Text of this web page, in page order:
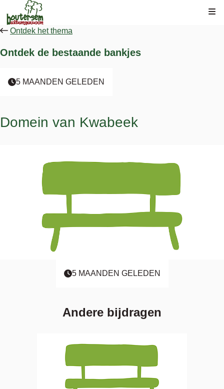
Ontdek het thema
Ontdek de bestaande bankjes
5 MAANDEN GELEDEN
Domein van Kwabeek
5 MAANDEN GELEDEN
Andere bijdragen